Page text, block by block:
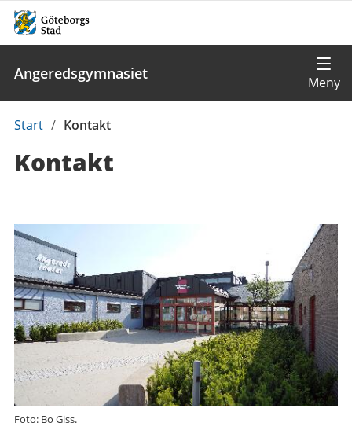
Angeredsgymnasiet
Du
här:
Start / Kontakt
Kontakt
Kontaktuppgifter
Foto: Bo Giss.